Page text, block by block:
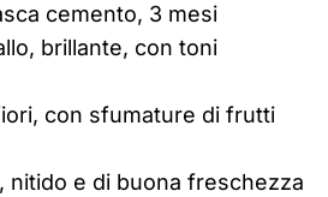
cemento, 3 mesi
brillante, con toni
con sfumature di frutti
nitido e di buona freschezza